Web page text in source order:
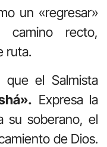
un «regresar»
recto,
ruta.
que el Salmista
Expresa la
su soberano, el
de Dios.